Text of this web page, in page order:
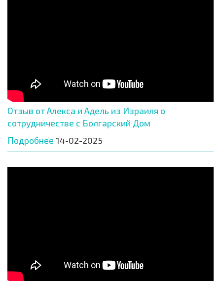
Отзыв от Алекса и Адель из Израиля о
сотрудничестве с Болгарский Дом
Подробнее 14-02-2025